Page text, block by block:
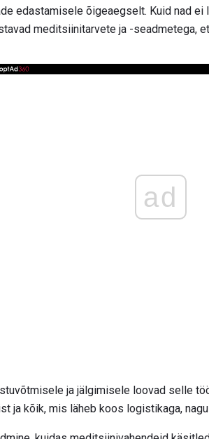
edastamisele õigeaegselt. Kuid nad
meditsiinitarvete ja -seadmetega,
ad
ja jälgimisele loovad selle
ja kõik, mis läheb koos logistikaga,